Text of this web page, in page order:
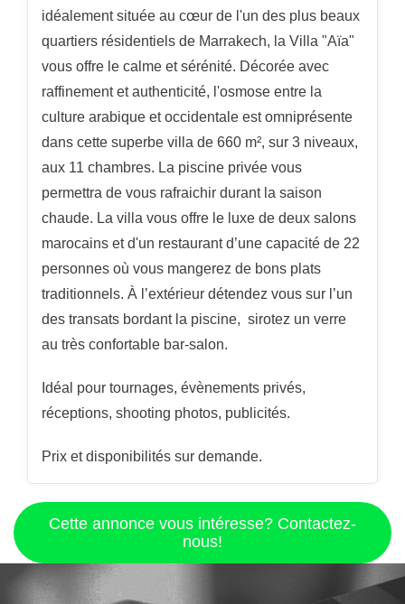
idéalement située au cœur de l'un des plus beaux
quartiers résidentiels de Marrakech, la Villa "Aïa"
vous offre le calme et sérénité. Décorée avec
raffinement et authenticité, l'osmose entre la
culture arabique et occidentale est omniprésente
dans cette superbe villa de 660 m², sur 3 niveaux,
aux 11 chambres. La piscine privée vous
permettra de vous rafraichir durant la saison
chaude. La villa vous offre le luxe de deux salons
marocains et d'un restaurant d’une capacité de 22
personnes où vous mangerez de bons plats
traditionnels. À l’extérieur détendez vous sur l’un
des transats bordant la piscine, sirotez un verre
au très confortable bar-salon.
Idéal pour tournages, évènements privés,
réceptions, shooting photos, publicités.
Prix et disponibilités sur demande.
Cette annonce vous intéresse? Contactez-
nous!